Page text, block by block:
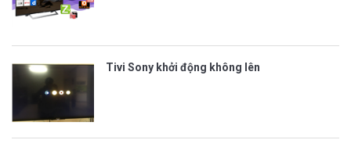
Tivi Sony khởi động không lên